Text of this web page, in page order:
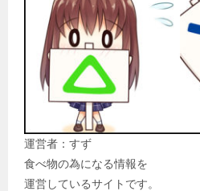
運営者：すず
食べ物の為になる情報を
運営しているサイトです。